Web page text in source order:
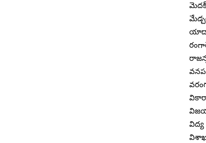
విద్య